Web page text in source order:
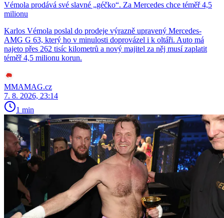
Vémola prodává své slavné „géčko“. Za Mercedes chce téměř 4,5
milionu
Karlos Vémola poslal do prodeje výrazně upravený Mercedes-
AMG G 63, který ho v minulosti doprovázel i k oltáři. Auto má
najeto přes 262 tisíc kilometrů a nový majitel za něj musí zaplatit
téměř 4,5 milionu korun.
MMAMAG.cz
7. 8. 2026, 23:14
1 min